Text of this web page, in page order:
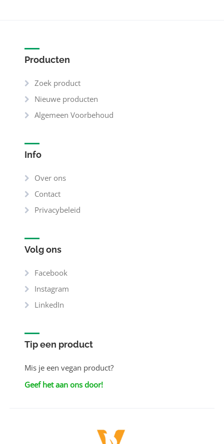
Producten
Zoek product
Nieuwe producten
Algemeen Voorbehoud
Info
Over ons
Contact
Privacybeleid
Volg ons
Facebook
Instagram
LinkedIn
Tip een product
Mis je een vegan product?
Geef het aan ons door!